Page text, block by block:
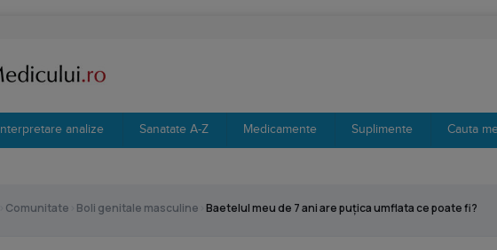
Interpretare analize Sanatate A-Z Medicamente Suplimente Cauta
Comunitate Boli genitale masculine Baetelul meu de 7 ani are puțica umflata ce poate fi?